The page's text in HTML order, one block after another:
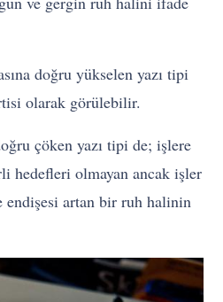
doğru yükselen yazı tipi
olarak görülebilir.
çöken yazı tipi de; işlere
hedefleri olmayan ancak işler
endişesi artan bir ruh halinin